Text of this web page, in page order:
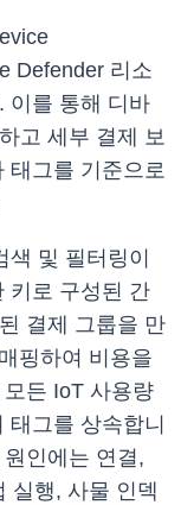
Defender 리소
이를 통해 디바
고 세부 결제 보
태그를 기준으로
및 필터링이
키로 구성된 간
결제 그룹을 만
핑하여 비용을
든 IoT 사용량
그를 상속합니
인에는 연결,
실행, 사물 인덱